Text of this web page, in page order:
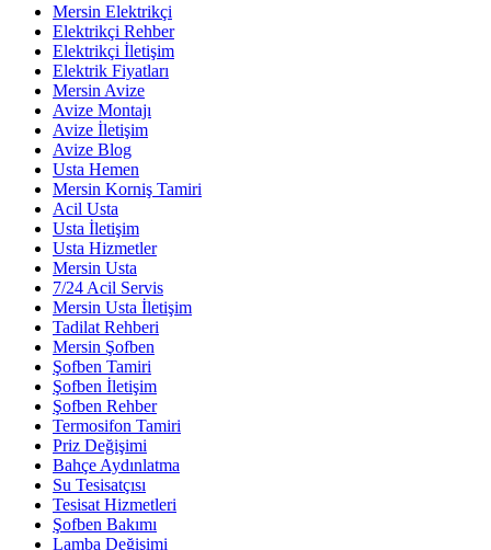
Mersin Elektrikçi
Elektrikçi Rehber
Elektrikçi İletişim
Elektrik Fiyatları
Mersin Avize
Avize Montajı
Avize İletişim
Avize Blog
Usta Hemen
Mersin Korniş Tamiri
Acil Usta
Usta İletişim
Usta Hizmetler
Mersin Usta
7/24 Acil Servis
Mersin Usta İletişim
Tadilat Rehberi
Mersin Şofben
Şofben Tamiri
Şofben İletişim
Şofben Rehber
Termosifon Tamiri
Priz Değişimi
Bahçe Aydınlatma
Su Tesisatçısı
Tesisat Hizmetleri
Şofben Bakımı
Lamba Değişimi